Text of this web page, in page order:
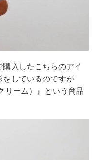
入したこちらのアイ
をしているのですが
リーム）』という商品